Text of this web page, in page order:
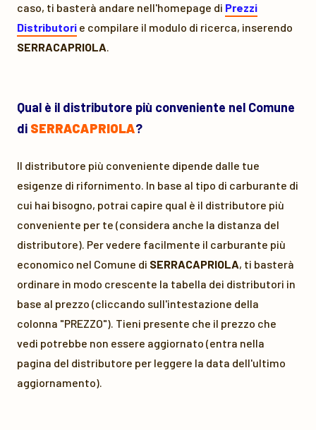
caso, ti basterà andare nell'homepage di Prezzi
Distributori e compilare il modulo di ricerca, inserendo
SERRACAPRIOLA.
Qual è il distributore più conveniente nel Comune
di SERRACAPRIOLA?
Il distributore più conveniente dipende dalle tue
esigenze di rifornimento. In base al tipo di carburante di
cui hai bisogno, potrai capire qual è il distributore più
conveniente per te (considera anche la distanza del
distributore). Per vedere facilmente il carburante più
economico nel Comune di SERRACAPRIOLA, ti basterà
ordinare in modo crescente la tabella dei distributori in
base al prezzo (cliccando sull'intestazione della
colonna "PREZZO"). Tieni presente che il prezzo che
vedi potrebbe non essere aggiornato (entra nella
pagina del distributore per leggere la data dell'ultimo
aggiornamento).